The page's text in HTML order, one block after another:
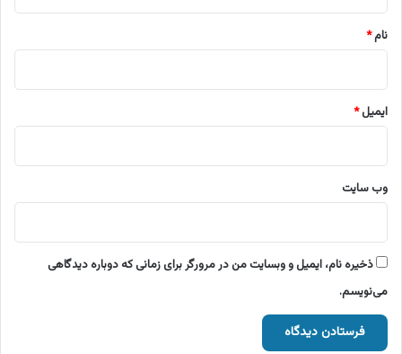
نام*
ایمیل*
وب‌ سایت
ذخیره نام، ایمیل و وبسایت من در مرورگر برای زمانی که دوباره دیدگاهی
می‌نویسم.